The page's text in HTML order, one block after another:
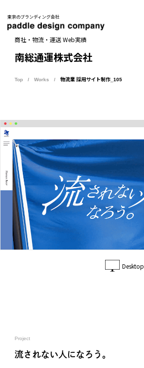
東京のブランディング会社
商社・物流・運送 Web実績
南総通運株式会社
Top Works 物流業 採用サイト制作_105
Desktop
Project
流されない人になろう。